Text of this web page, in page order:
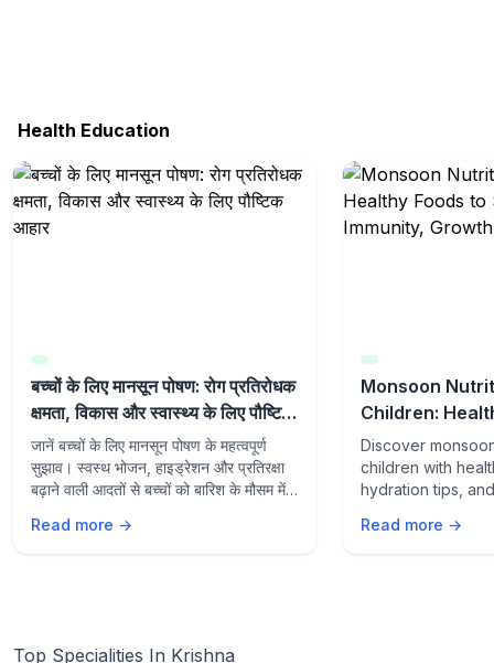
Health Education
बच्चों के लिए मानसून पोषण: रोग प्रतिरोधक
क्षमता, विकास और स्वास्थ्य के लिए पौष्टिक
आहार
जानें बच्चों के लिए मानसून पोषण के महत्वपूर्ण
सुझाव। स्वस्थ भोजन, हाइड्रेशन और प्रतिरक्षा
बढ़ाने वाली आदतों से बच्चों को बारिश के मौसम में
Read more →
Monsoon
Children:
Support
Wellness
Discover
children with
hydration tips,
growth,
Read more →
Top Specialities In Krishna